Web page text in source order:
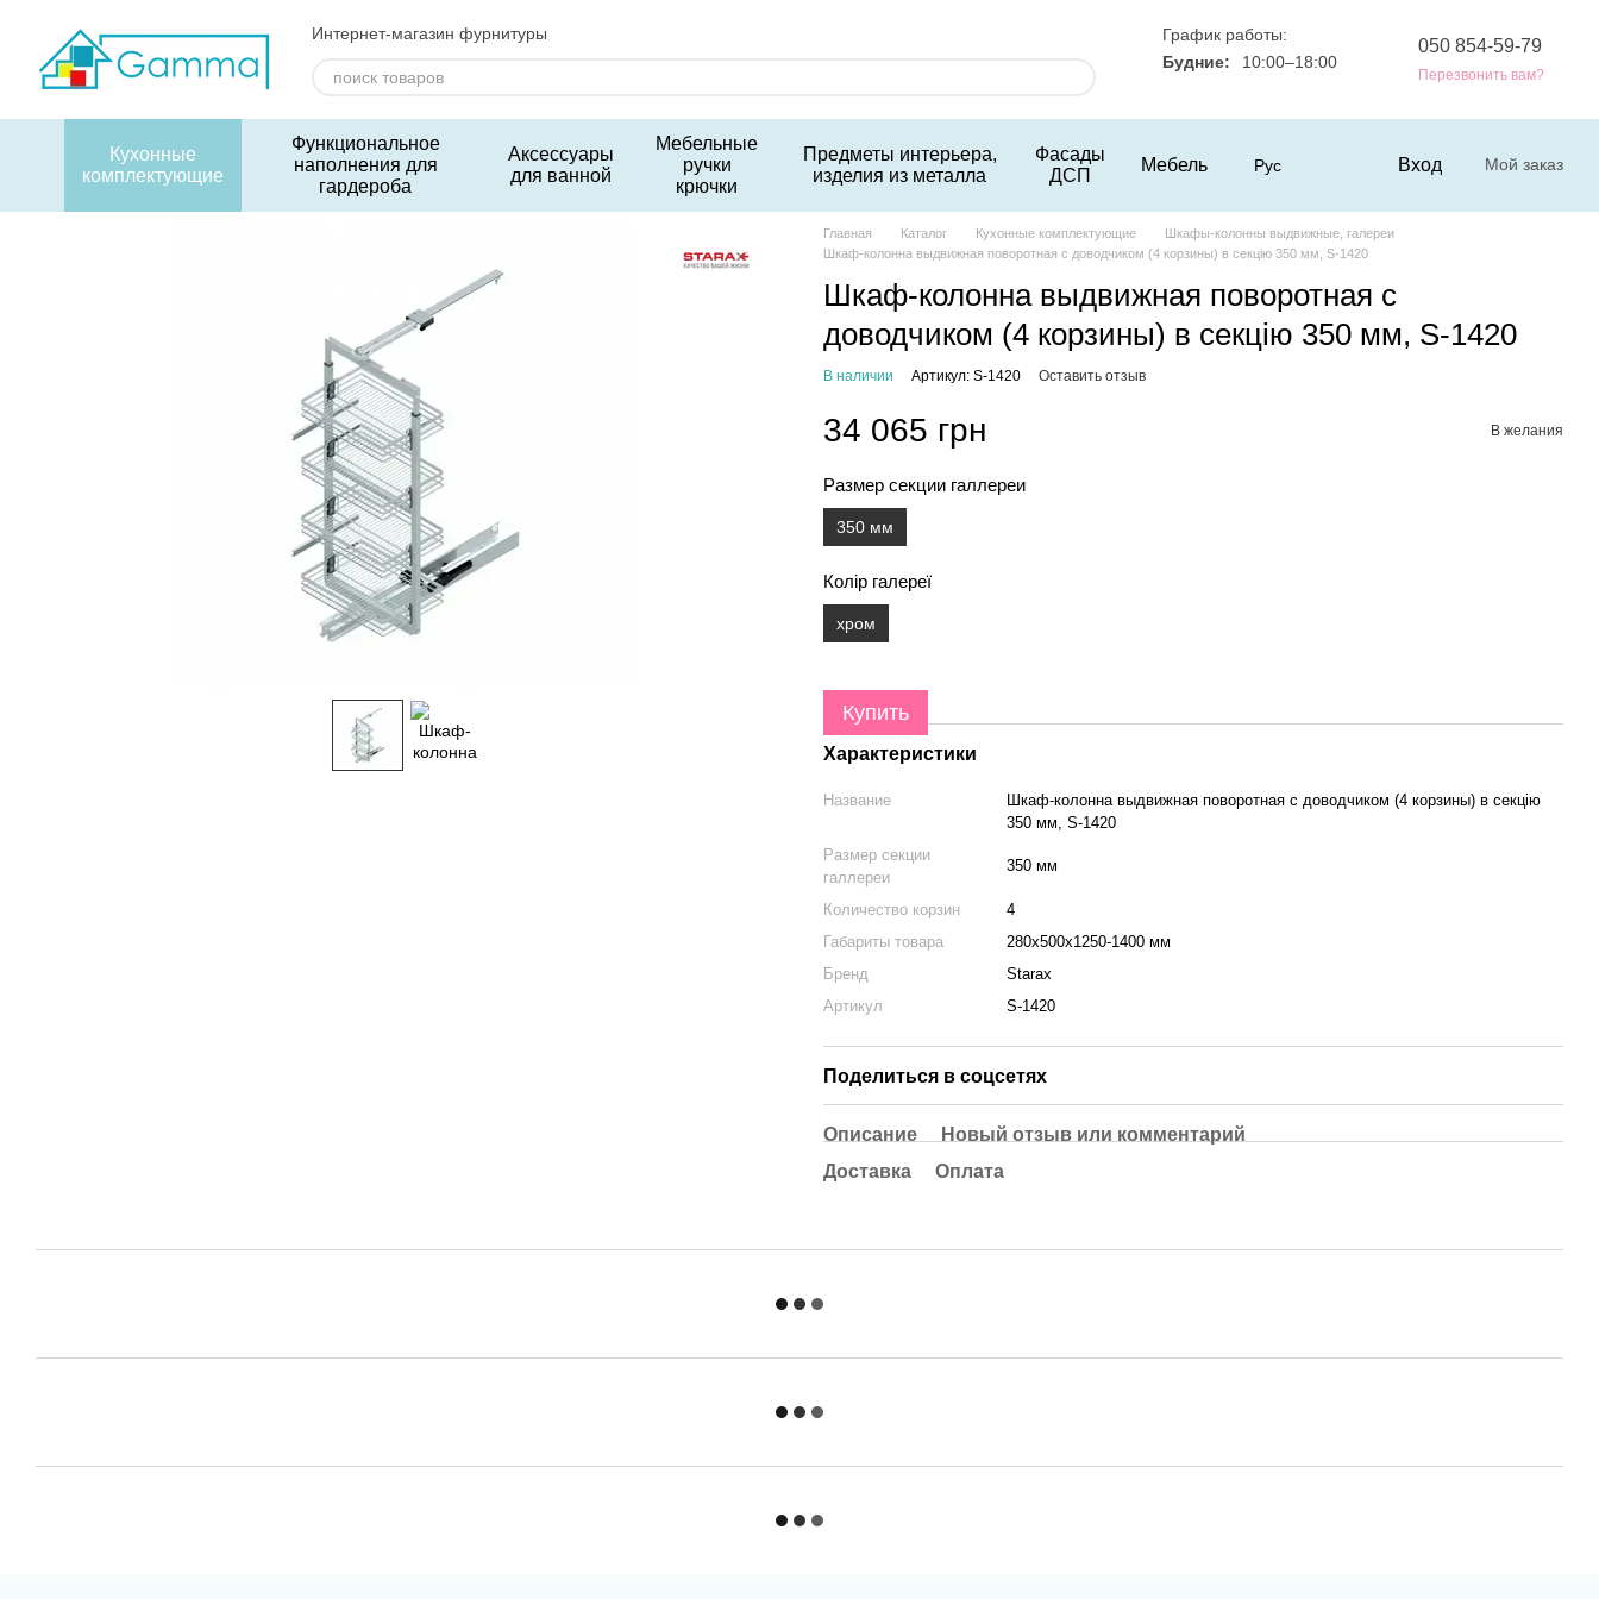
Интернет-магазин фурнитуры
График работы:
Будние:
10:00–18:00
050 854-59-79
Перезвонить вам?
Кухонные
комплектующие
Функциональное
наполнения для
гардероба
Аксессуары
для ванной
Мебельные
ручки
крючки
Предметы интерьера,
изделия из металла
Фасады
ДСП
Мебель Рус Вход Мой заказ
Главная Каталог Кухонные комплектующие
Шкафы-колонны выдвижные, галереи
Шкаф-колонна выдвижная поворотная с доводчиком (4 корзины) в секцію 350 мм, S-1420
Шкаф-колонна выдвижная поворотная с
доводчиком (4 корзины) в секцію 350 мм, S-1420
В наличии Артикул: S-1420 Оставить отзыв
34 065 грн В желания
Размер секции галлереи
350 мм
Колір галереї
хром
Купить
Характеристики
Название
Шкаф-колонна выдвижная поворотная с доводчиком (4 корзины) в секцію
350 мм, S-1420
Размер секции
галлереи
350 мм
Количество корзин
4
Габариты товара
280х500х1250-1400 мм
Бренд
Starax
Артикул
S-1420
Поделиться в соцсетях
Описание
Новый отзыв или комментарий
Доставка
Оплата